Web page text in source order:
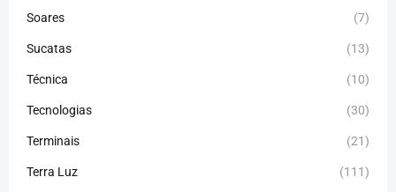
Soares (7)
Sucatas (13)
Técnica (10)
Tecnologias (30)
Terminais (21)
Terra Luz (111)